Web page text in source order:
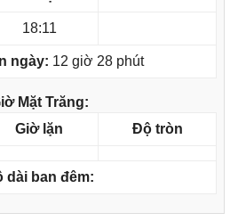
18:11
ngày: 12 giờ 28 phút
Mặt Trăng:
Giờ lặn Độ tròn
dài ban đêm: